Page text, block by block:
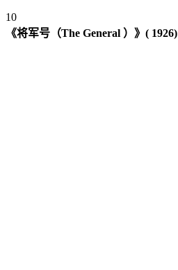
10
《将军号（The General ）》( 1926)